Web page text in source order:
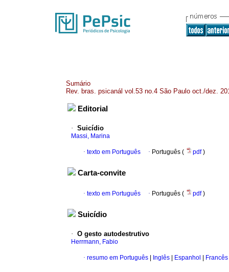
Sumário
Rev. bras. psicanál vol.53 no.4 São Paulo oct./dez.
Editorial
· Suicídio
Massi, Marina
· texto em Português · Português ( pdf)
Carta-convite
· texto em Português · Português ( pdf)
Suicídio
· O gesto autodestrutivo
Herrmann, Fabio
· resumo em Português Inglês Espanhol Francês